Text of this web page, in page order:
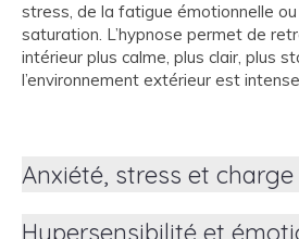
stress, de la fatigue émotionnelle
saturation. L’hypnose permet de
intérieur plus calme, plus clair, plus
l’environnement extérieur est
Anxiété, stress et
Hypersensibilité et